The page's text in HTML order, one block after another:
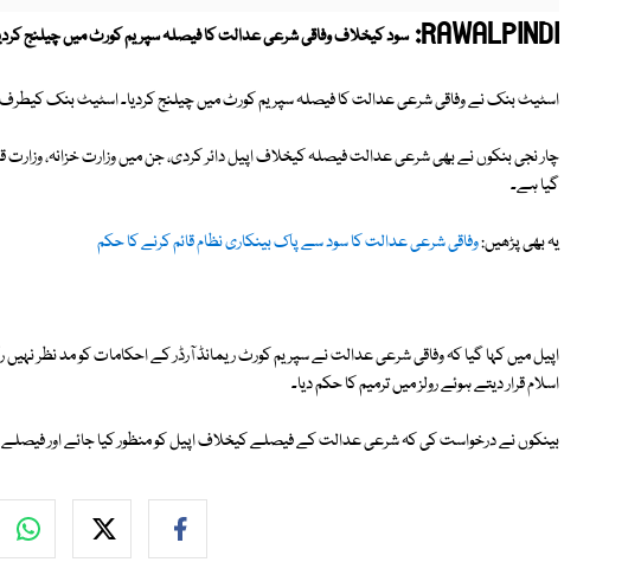
RAWALPINDI: سود کیخلاف وفاقی شرعی عدالت کا فیصلہ سپریم کورٹ میں چیلنج
اسٹیٹ بنک نے وفاقی شرعی عدالت کا فیصلہ سپریم کورٹ میں چیلنج کردیا۔ اسٹیٹ بنک کیطرف
چار نجی بنکوں نے بھی شرعی عدالت فیصلہ کیخلاف اپیل دائر کردی، جن میں وزارت خزانہ، وزارت
گیا ہے۔
یہ بھی پڑھیں:وفاقی شرعی عدالت کا سود سے پاک بینکاری نظام قائم کرنے کا حکم
اپیل میں کہا گیا کہ وفاقی شرعی عدالت نے سپریم کورٹ ریمانڈ آرڈر کے احکامات کو مد نظر
اسلام قرار دیتے ہوئے رولز میں ترمیم کا حکم دیا۔
بینکوں نے درخواست کی کہ شرعی عدالت کے فیصلے کیخلاف اپیل کو منظور کیا جائے اور